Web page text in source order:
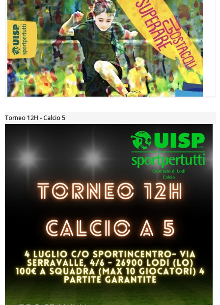
"Superare gli ostacoli": la relazione di Tiziano Pesce al CN Uisp
Luglio 2026: "Pensando con i piedi, si possono fare le
rivoluzioni"
Torneo 12H - Calcio 5